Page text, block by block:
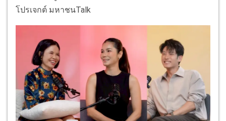
โปรเจกต์ มหาชนTalk